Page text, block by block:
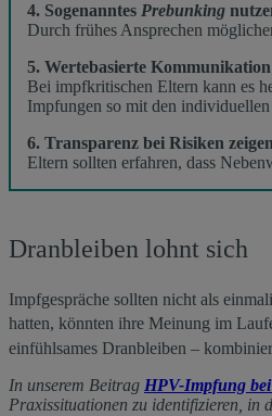
4. Sogenanntes Prebunking
Durch frühes Ansprechen
5. Wertebasierte
Bei impfkritischen Eltern kann es
Impfungen so mit den
6. Transparenz bei Risiken zeigen
Eltern sollten erfahren, dass
Dranbleiben lohnt sich
Impfgespräche sollten nicht als
hatten, könnten ihre Meinung im
einfühlsames Dranbleiben –
In unserem Beitrag HPV-Impfung
Praxissituationen zu identifizieren, in